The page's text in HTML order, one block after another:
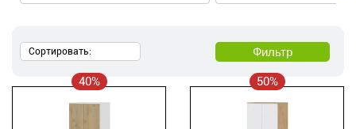
Сортировать: Фильтр
40% 50%